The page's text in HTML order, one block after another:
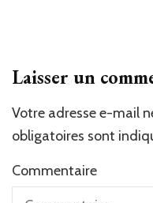
Laisser un
Votre adresse e-mail
obligatoires sont
Commentaire